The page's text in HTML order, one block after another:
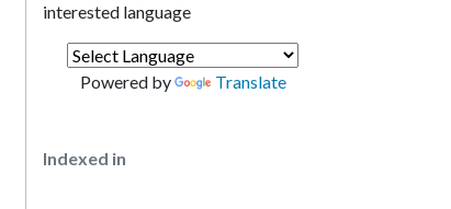
interested language
Powered by Translate
Indexed in